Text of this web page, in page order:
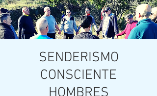
SENDERISMO
CONSCIENTE